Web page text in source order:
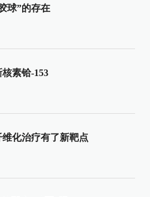
球”的存在
素铪-153
化治疗有了新靶点